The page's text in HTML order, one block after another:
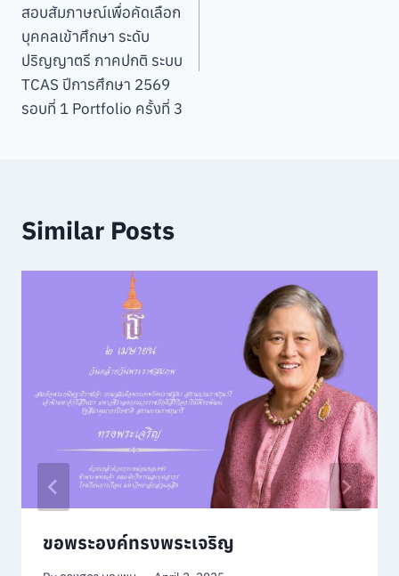
สอบสัมภาษณ์เพื่อคัดเลือก
บุคคลเข้าศึกษา ระดับ
ปริญญาตรี ภาคปกติ ระบบ
TCAS ปีการศึกษา 2569
รอบที่ 1 Portfolio ครั้งที่ 3
Similar Posts
ขอพระองค์ทรงพระเจริญ